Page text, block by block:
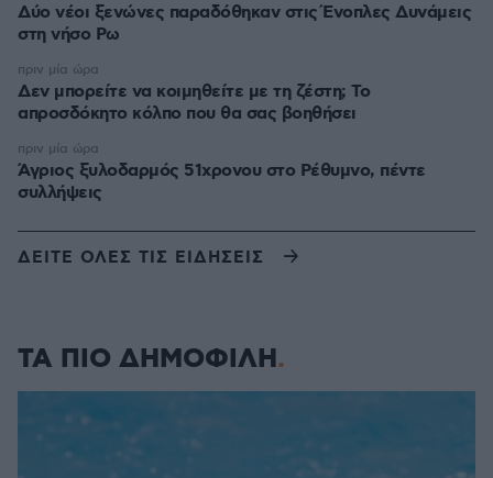
Δύο νέοι ξενώνες παραδόθηκαν στις Ένοπλες Δυνάμεις
στη νήσο Ρω
Δεν μπορείτε να κοιμηθείτε με τη ζέστη; Το
απροσδόκητο κόλπο που θα σας βοηθήσει
πριν μία ώρα
Άγριος ξυλοδαρμός 51χρονου στο Ρέθυμνο, πέντε
συλλήψεις
πριν μία ώρα
ΔΕΙΤΕ ΟΛΕΣ ΤΙΣ ΕΙΔΗΣΕΙΣ
ΤΑ ΠΙΟ ΔΗΜΟΦΙΛΗ